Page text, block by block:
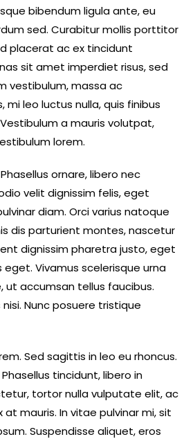
bibendum ligula ante, eu
sed. Curabitur mollis porttitor
placerat ac ex tincidunt
sit amet imperdiet risus, sed
vestibulum, massa ac
mi leo luctus nulla, quis finibus
a mauris volutpat,
lorem.
ornare, libero nec
velit dignissim felis, eget
diam. Orci varius natoque
dis parturient montes, nascetur
dignissim pharetra justo, eget
Vivamus scelerisque urna
ut accumsan tellus faucibus.
Nunc posuere tristique
Sed sagittis in leo eu rhoncus.
tincidunt, libero in
tortor nulla vulputate elit, ac
mauris. In vitae pulvinar mi, sit
Suspendisse aliquet, eros